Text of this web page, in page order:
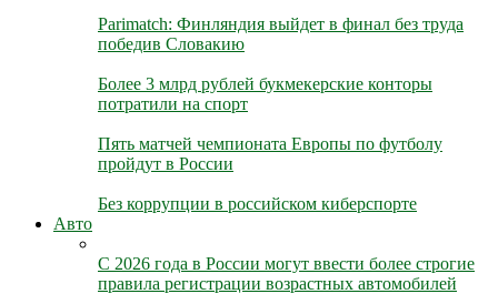
Parimatch: Финляндия выйдет в финал без труда
победив Словакию
Более 3 млрд рублей букмекерские конторы
потратили на спорт
Пять матчей чемпионата Европы по футболу
пройдут в России
Без коррупции в российском киберспорте
Авто
С 2026 года в России могут ввести более строгие
правила регистрации возрастных автомобилей